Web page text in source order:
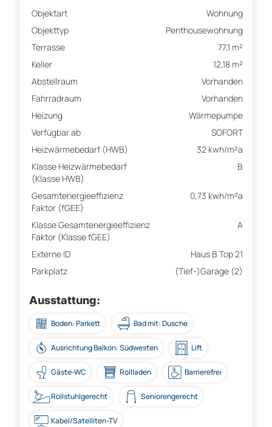
Objektart
Wohnung
Objekttyp
Penthousewohnung
Terrasse
77,1 m²
Keller
12,18 m²
Abstellraum
Vorhanden
Fahrradraum
Vorhanden
Heizung
Wärmepumpe
Verfügbar ab
SOFORT
Heizwärmebedarf (HWB)
32 kwh/m²a
Klasse Heizwärmebedarf
(Klasse HWB)
B
Gesamtenergieeffizienz
Faktor (fGEE)
0,73 kwh/m²a
Klasse Gesamtenergieeffizienz
Faktor (Klasse fGEE)
A
Externe ID
Haus B Top 21
Parkplatz
(Tief-)Garage (2)
Ausstattung:
Boden: Parkett Bad mit: Dusche
Ausrichtung Balkon: Südwesten Lift
Gäste-WC Rollladen Barrierefrei
Rollstuhlgerecht Seniorengerecht
Kabel/Satelliten-TV